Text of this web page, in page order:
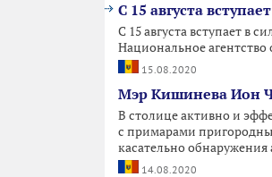
С 15 августа
С 15 августа вступает в
Национальное агентство
15.08.2020
Мэр Кишинева Ион
В столице активно и
с примарами
касательно
14.08.2020